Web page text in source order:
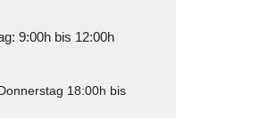
9:00h bis 12:00h
18:00h bis